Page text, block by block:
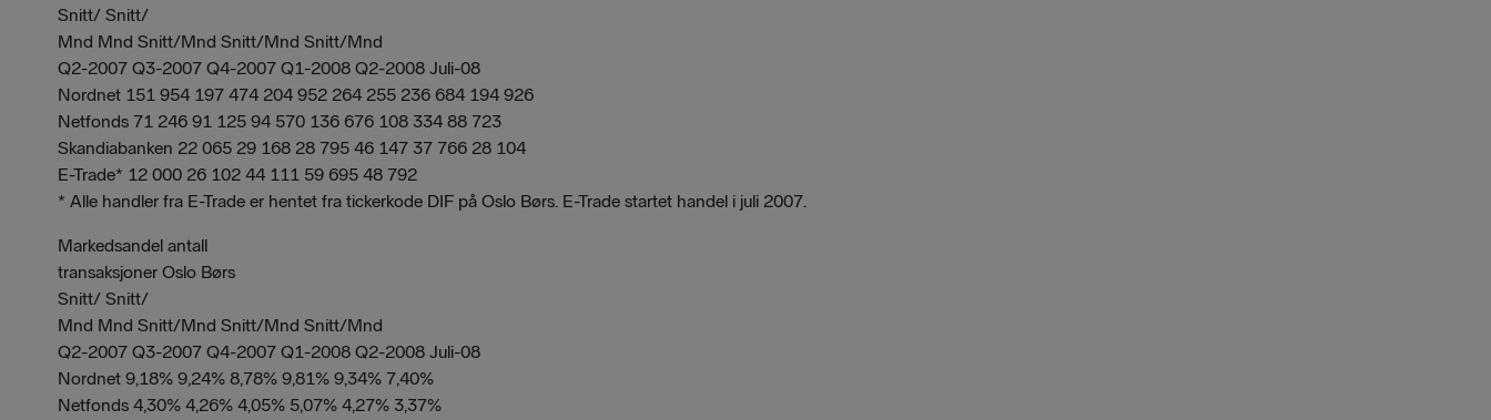
Snitt/ Snitt/
Mnd Mnd Snitt/Mnd Snitt/Mnd Snitt/Mnd
Q2-2007 Q3-2007 Q4-2007 Q1-2008 Q2-2008 Juli-08
Nordnet 151 954 197 474 204 952 264 255 236 684 194 926
Netfonds 71 246 91 125 94 570 136 676 108 334 88 723
Skandiabanken 22 065 29 168 28 795 46 147 37 766 28 104
E-Trade* 12 000 26 102 44 111 59 695 48 792
* Alle handler fra E-Trade er hentet fra tickerkode DIF på Oslo Børs. E-Trade startet handel i juli 2007.
Markedsandel antall
transaksjoner Oslo Børs
Snitt/ Snitt/
Mnd Mnd Snitt/Mnd Snitt/Mnd Snitt/Mnd
Q2-2007 Q3-2007 Q4-2007 Q1-2008 Q2-2008 Juli-08
Nordnet 9,18% 9,24% 8,78% 9,81% 9,34% 7,40%
Netfonds 4,30% 4,26% 4,05% 5,07% 4,27% 3,37%